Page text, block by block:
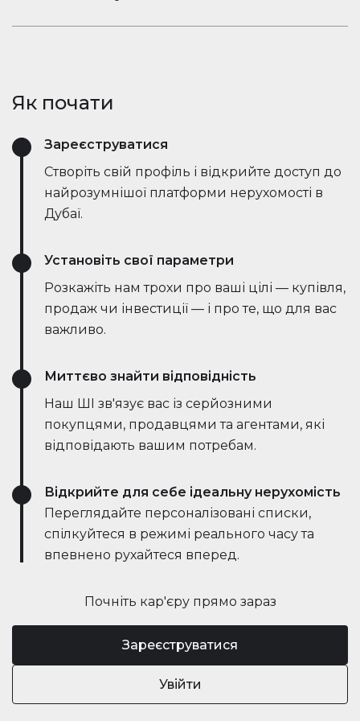
швидшими та ефективнішими, ніж будь-коли.
запитання, діліться оголошеннями та отримуйте
одному місці.
Як почати
Почніть кар'єру прямо зараз
Зареєструватися
Увійти
Зареєструватися
Створіть свій профіль і відкрийте доступ до
найрозумнішої платформи нерухомості в
Дубаї.
Установіть свої параметри
Розкажіть нам трохи про ваші цілі — купівля,
продаж чи інвестиції — і про те, що для вас
важливо.
Миттєво знайти відповідність
Наш ШІ зв'язує вас із серйозними
покупцями, продавцями та агентами, які
відповідають вашим потребам.
Відкрийте для себе ідеальну нерухомість
Переглядайте персоналізовані списки,
спілкуйтеся в режимі реального часу та
впевнено рухайтеся вперед.